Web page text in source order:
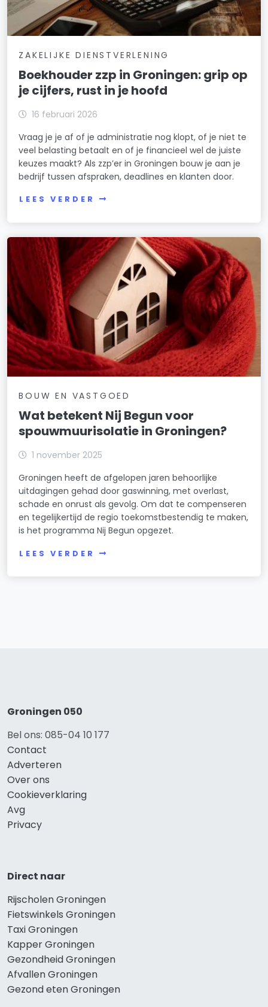
ZAKELIJKE DIENSTVERLENING
Boekhouder zzp in Groningen: grip op
je cijfers, rust in je hoofd
16 februari 2026
Vraag je je af of je administratie nog klopt, of je niet te
veel belasting betaalt en of je financieel wel de juiste
keuzes maakt? Als zzp’er in Groningen bouw je aan je
bedrijf tussen afspraken, deadlines en klanten door.
LEES VERDER
BOUW EN VASTGOED
Wat betekent Nij Begun voor
spouwmuurisolatie in Groningen?
1 november 2025
Groningen heeft de afgelopen jaren behoorlijke
uitdagingen gehad door gaswinning, met overlast,
schade en onrust als gevolg. Om dat te compenseren
en tegelijkertijd de regio toekomstbestendig te maken,
is het programma Nij Begun opgezet.
LEES VERDER
Groningen 050
Bel ons: 085-04 10 177
Contact
Adverteren
Over ons
Cookieverklaring
Avg
Privacy
Direct naar
Rijscholen Groningen
Fietswinkels Groningen
Taxi Groningen
Kapper Groningen
Gezondheid Groningen
Afvallen Groningen
Gezond eten Groningen